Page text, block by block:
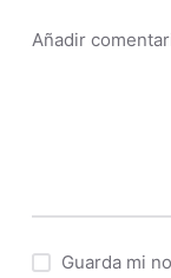
Añadir
Guarda mi